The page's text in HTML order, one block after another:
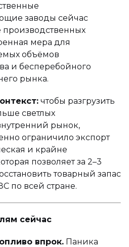
заводы сейчас
производственных
мера для
объёмов
и бесперебойного
рынка.
чтобы разгрузить
светлых
рынок,
ограничило экспорт
и крайне
позволяет за 2–3
товарный запас
по всей стране.
сейчас
впрок. Паника